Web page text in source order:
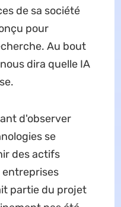
de sa société
pour
Au bout
dira quelle IA
d'observer
se
des actifs
entreprises
partie du projet